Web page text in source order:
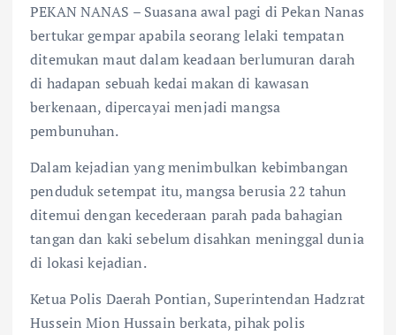
e
b
o
o
k
at
s
A
p
ar
e
PEKAN NANAS – Suasana awal pagi di Pekan Nanas
bertukar gempar apabila seorang lelaki tempatan
ditemukan maut dalam keadaan berlumuran darah
di hadapan sebuah kedai makan di kawasan
berkenaan, dipercayai menjadi mangsa
pembunuhan.
Dalam kejadian yang menimbulkan kebimbangan
penduduk setempat itu, mangsa berusia 22 tahun
ditemui dengan kecederaan parah pada bahagian
tangan dan kaki sebelum disahkan meninggal dunia
di lokasi kejadian.
Ketua Polis Daerah Pontian, Superintendan Hadzrat
Hussein Mion Hussain berkata, pihak polis